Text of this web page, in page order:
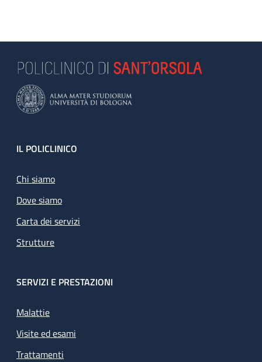
Footer
IL POLICLINICO
Chi siamo
Dove siamo
Carta dei servizi
Strutture
SERVIZI E PRESTAZIONI
Malattie
Visite ed esami
Trattamenti